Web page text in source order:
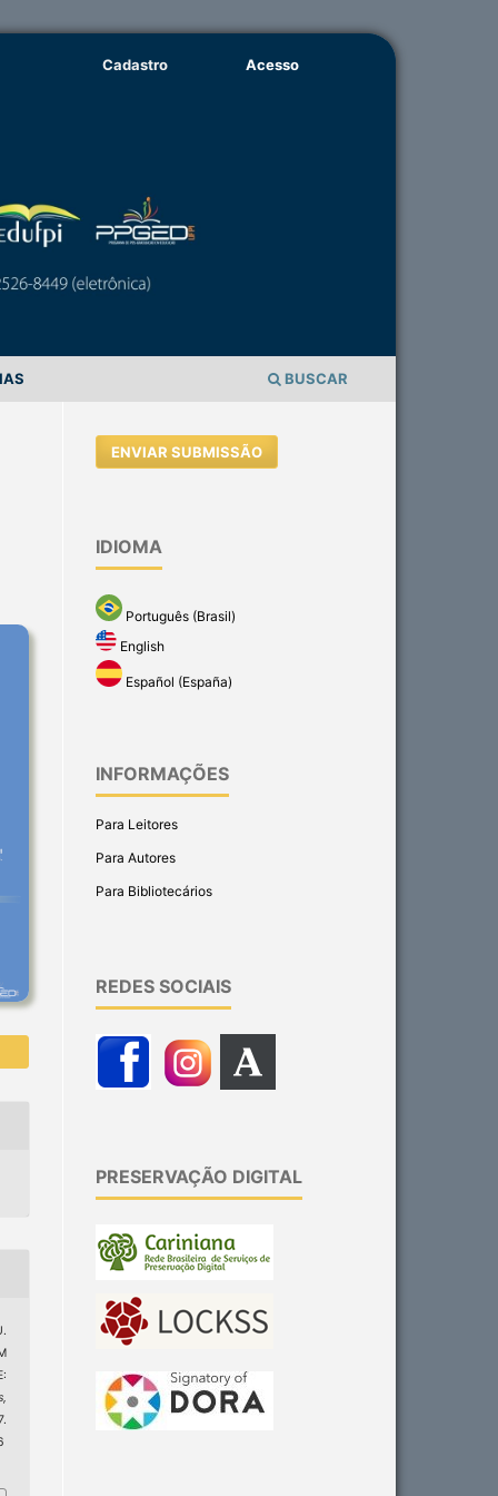
BUSCAR
Cadastro Acesso
ENVIAR SUBMISSÃO
IDIOMA
Português (Brasil)
English
Español (España)
INFORMAÇÕES
Para Leitores
Para Autores
Para Bibliotecários
REDES SOCIAIS
PRESERVAÇÃO DIGITAL